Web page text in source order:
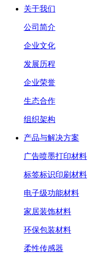
关于我们
公司简介
企业文化
发展历程
企业荣誉
生态合作
组织架构
产品与解决方案
广告喷墨打印材料
标签标识印刷材料
电子级功能材料
家居装饰材料
环保包装材料
柔性传感器